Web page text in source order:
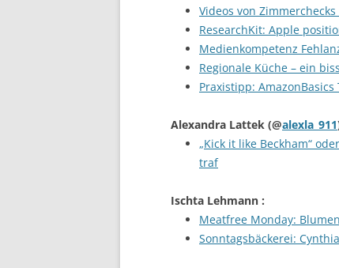
Videos von
ResearchKit: Apple
Medienkompetenz
Regionale Küche – ein
Praxistipp:
Alexandra Lattek (@alexla_911
„Kick it like Beckham“
traf
Ischta Lehmann :
Meatfree Monday:
Sonntagsbäckerei: